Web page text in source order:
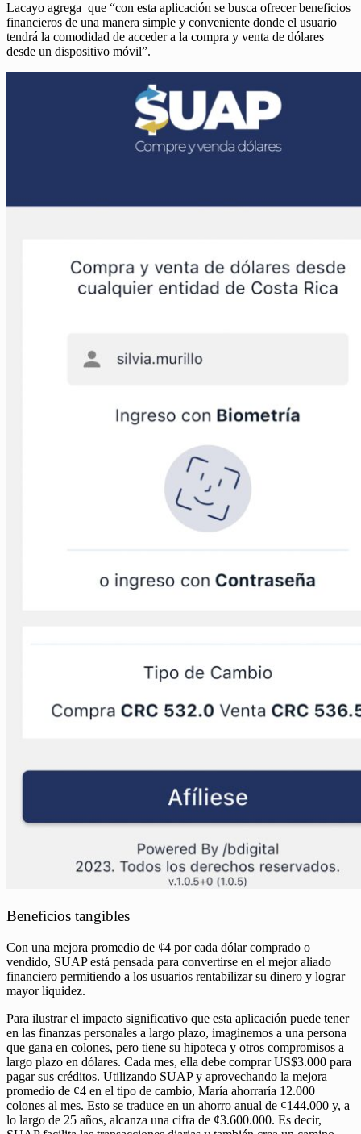
Lacayo agrega que “con esta aplicación se busca ofrecer beneficios
financieros de una manera simple y conveniente donde el usuario
tendrá la comodidad de acceder a la compra y venta de dólares
desde un dispositivo móvil”.
Beneficios tangibles
Con una mejora promedio de ¢4 por cada dólar comprado o
vendido, SUAP está pensada para convertirse en el mejor aliado
financiero permitiendo a los usuarios rentabilizar su dinero y lograr
mayor liquidez.
Para ilustrar el impacto significativo que esta aplicación puede tener
en las finanzas personales a largo plazo, imaginemos a una persona
que gana en colones, pero tiene su hipoteca y otros compromisos a
largo plazo en dólares. Cada mes, ella debe comprar US$3.000 para
pagar sus créditos. Utilizando SUAP y aprovechando la mejora
promedio de ¢4 en el tipo de cambio, María ahorraría 12.000
colones al mes. Esto se traduce en un ahorro anual de ¢144.000 y, a
lo largo de 25 años, alcanza una cifra de ¢3.600.000. Es decir,